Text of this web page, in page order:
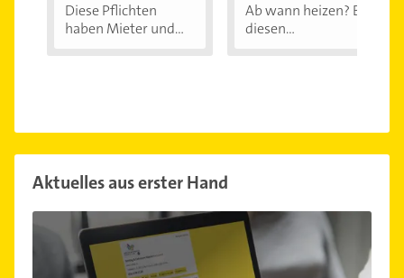
Diese Pflichten
haben Mieter und...
Ab wann heizen? Bei
diesen
Aktuelles aus erster Hand